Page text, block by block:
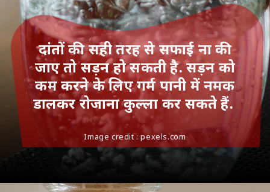
Image credit : pexels.com
दांतों की सही तरह से सफाई ना की
जाए तो सड़न हो सकती है. सड़न को
कम करने के लिए गर्म पानी में नमक
डालकर रोजाना कुल्ला कर सकते हैं.